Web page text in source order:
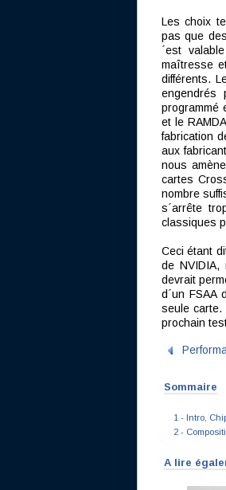
Les choix
pas que
´est
maîtresse
différents.
engendrés
programmé
et le
fabrication
aux
nous
cartes
nombre
s´arrête
classiques
Ceci étant
de
devrait
d´un FSAA
seule carte.
prochain
Sommaire
1 - Intro,
2 -
A lire